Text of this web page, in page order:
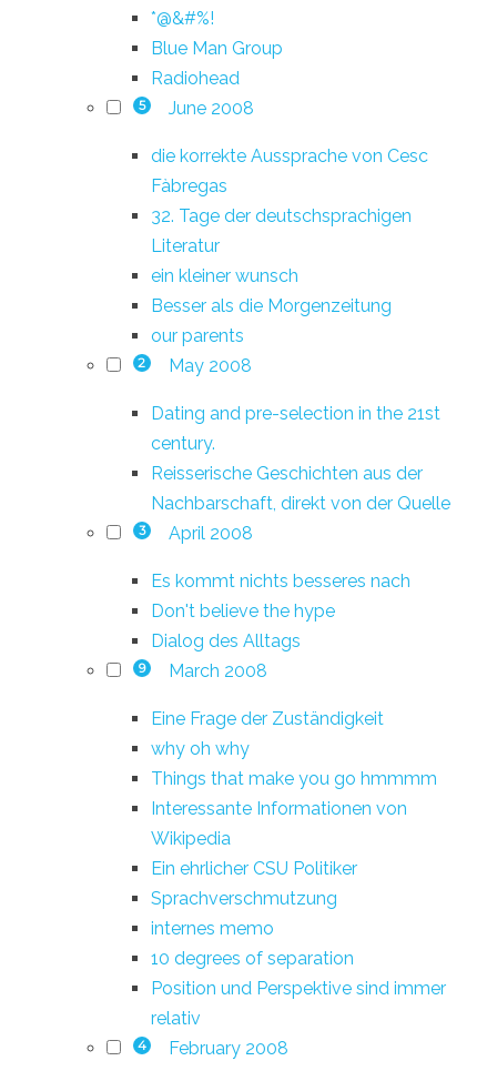
*@&#%!
Blue Man Group
Radiohead
5 June 2008
die korrekte Aussprache von Cesc
Fàbregas
32. Tage der deutschsprachigen
Literatur
ein kleiner wunsch
Besser als die Morgenzeitung
our parents
2 May 2008
Dating and pre-selection in the 21st
century.
Reisserische Geschichten aus der
Nachbarschaft, direkt von der Quelle
3 April 2008
Es kommt nichts besseres nach
Don't believe the hype
Dialog des Alltags
9 March 2008
Eine Frage der Zuständigkeit
why oh why
Things that make you go hmmmm
Interessante Informationen von
Wikipedia
Ein ehrlicher CSU Politiker
Sprachverschmutzung
internes memo
10 degrees of separation
Position und Perspektive sind immer
relativ
4 February 2008